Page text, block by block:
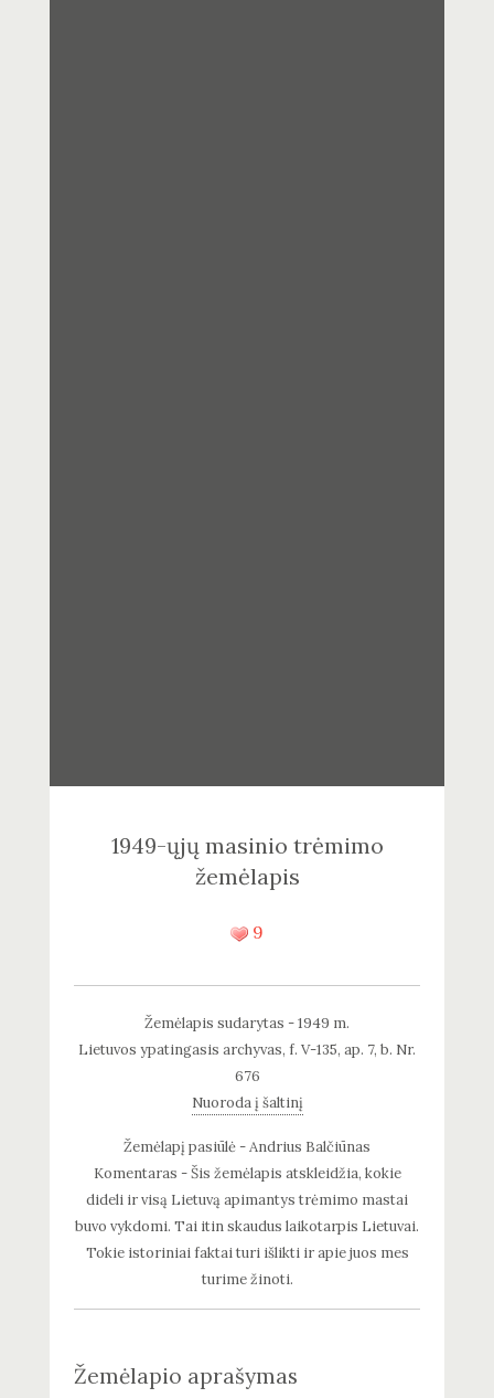
1949-ųjų masinio trėmimo
žemėlapis
9
Žemėlapis sudarytas - 1949 m.
Lietuvos ypatingasis archyvas, f. V-135, ap. 7, b. Nr.
676
Nuoroda į šaltinį
Žemėlapį pasiūlė - Andrius Balčiūnas
Komentaras - Šis žemėlapis atskleidžia, kokie
dideli ir visą Lietuvą apimantys trėmimo mastai
buvo vykdomi. Tai itin skaudus laikotarpis Lietuvai.
Tokie istoriniai faktai turi išlikti ir apie juos mes
turime žinoti.
Žemėlapio aprašymas